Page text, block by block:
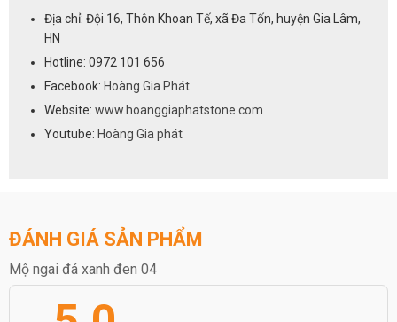
Địa chỉ: Đội 16, Thôn Khoan Tế, xã Đa Tốn, huyện Gia Lâm,
HN
Hotline: 0972 101 656
Facebook: Hoàng Gia Phát
Website: www.hoanggiaphatstone.com
Youtube: Hoàng Gia phát
ĐÁNH GIÁ SẢN PHẨM
Mộ ngai đá xanh đen 04